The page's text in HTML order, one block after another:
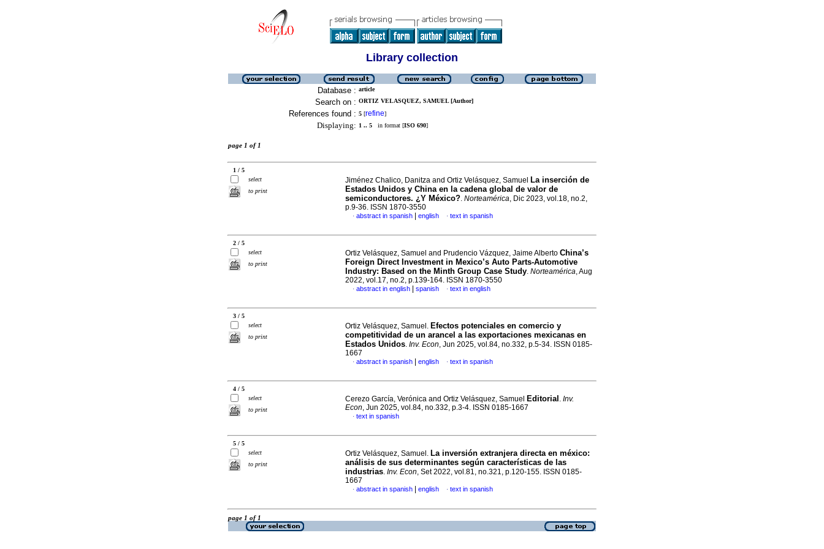
Library collection
Database : article
Search on : ORTIZ VELASQUEZ, SAMUEL [Author]
References found : 5 [refine]
Displaying: 1 .. 5 in format [ISO 690]
page 1 of 1
1 / 5
select
to print
Jiménez Chalico, Danitza and Ortiz Velásquez, Samuel
La inserción de
Estados Unidos y China en la cadena global de valor de
semiconductores. ¿Y México?. Norteamérica, Dic 2023, vol.18, no.2,
p.9-36. ISSN 1870-3550
· abstract in spanish english · text in spanish
2 / 5
select
to print
Ortiz Velásquez, Samuel and Prudencio Vázquez, Jaime Alberto China’s
Foreign Direct Investment in Mexico’s Auto Parts-Automotive
Industry: Based on the Minth Group Case Study. Norteamérica, Aug
2022, vol.17, no.2, p.139-164. ISSN 1870-3550
· abstract in english spanish · text in english
3 / 5
select
to print
Ortiz Velásquez, Samuel. Efectos potenciales en comercio y
competitividad de un arancel a las exportaciones mexicanas en
Estados Unidos. Inv. Econ, Jun 2025, vol.84, no.332, p.5-34. ISSN 0185-
1667
· abstract in spanish english · text in spanish
4 / 5
select
to print
Cerezo García, Verónica and Ortiz Velásquez, Samuel Editorial . Inv.
Econ, Jun 2025, vol.84, no.332, p.3-4. ISSN 0185-1667
· text in spanish
5 / 5
select
to print
Ortiz Velásquez, Samuel. La inversión extranjera directa en méxico:
análisis de sus determinantes según características de las
industrias. Inv. Econ, Set 2022, vol.81, no.321, p.120-155. ISSN 0185-
1667
· abstract in spanish english · text in spanish
page 1 of 1